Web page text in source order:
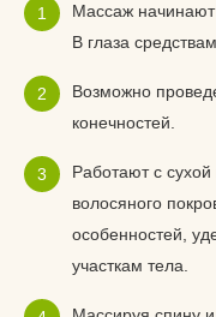
Массаж начинают
В глаза
Возможно
конечностей.
Работают с
волосяного
особенностей,
участкам тела.